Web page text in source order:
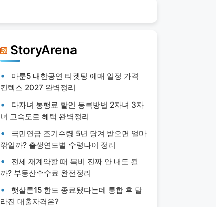
StoryArena
마룬5 내한공연 티켓팅 예매 일정 가격
킨텍스 2027 완벽정리
다자녀 통행료 할인 등록방법 2자녀 3자
녀 고속도로 혜택 완벽정리
국민연금 조기수령 5년 당겨 받으면 얼마
깎일까? 출생연도별 수령나이 정리
전세 재계약할 때 복비 진짜 안 내도 될
까? 부동산수수료 완전정리
햇살론15 한도 종료됐다는데 통합 후 달
라진 대출자격은?